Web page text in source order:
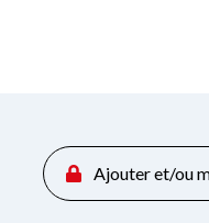
Ajouter et/ou